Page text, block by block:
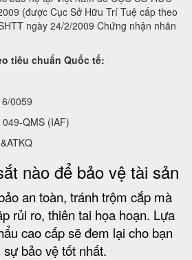
(được Cục Sở Hữu Trí Tuệ cấp theo
ngày 24/2/2009 Chứng nhận nhãn
tiêu chuẩn Quốc tế:
0059
QMS (IAF)
nào để bảo vệ tài sản
an toàn, tránh trộm cắp mà
rủi ro, thiên tai họa hoạn. Lựa
cao cấp sẽ đem lại cho bạn
bảo vệ tốt nhất.